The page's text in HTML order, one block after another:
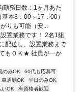
勤務日数：1ヶ月あた
本8：00～17：00）
りも可能（安...
置業務です！ 2名1組
配送し、設置業務まで
もＯＫ★ 社員が一か
のみOK
60代も応募可
車通勤OK
平日のみOK
いOK
有資格者歓迎